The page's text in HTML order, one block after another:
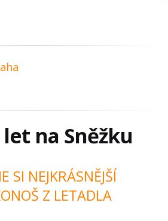
let na Sněžku
SI NEJKRÁSNĚJŠÍ
Z LETADLA